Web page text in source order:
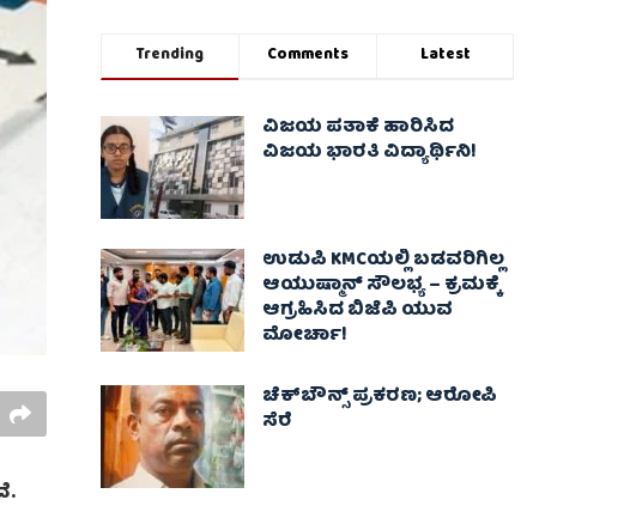
Trending Comments Latest
ವಿಜಯ ಪತಾಕೆ ಹಾರಿಸಿದ
ವಿಜಯ ಭಾರತಿ ವಿದ್ಯಾರ್ಥಿನಿ!
ಉಡುಪಿ KMCಯಲ್ಲಿ ಬಡವರಿಗಿಲ್ಲ
ಆಯುಷ್ಮಾನ್ ಸೌಲಭ್ಯ – ಕ್ರಮಕ್ಕೆ
ಆಗ್ರಹಿಸಿದ ಬಿಜೆಪಿ ಯುವ
ಮೋರ್ಚಾ!
ಚೆಕ್​ಬೌನ್ಸ್​ ಪ್ರಕರಣ; ಆರೋಪಿ
ಸೆರೆ